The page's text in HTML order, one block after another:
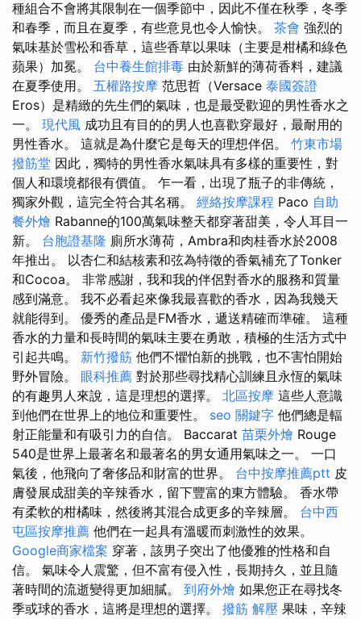
種組合不會將其限制在一個季節中，因此不僅在秋季，冬季
和春季，而且在夏季，有些意見也令人愉快。 茶會 強烈的
氣味基於雪松和香草，這些香草以果味（主要是柑橘和綠色
蘋果）加冕。 台中養生館排毒 由於新鮮的薄荷香料，建議
在夏季使用。 五權路按摩 范思哲（Versace 泰國簽證
Eros）是精緻的先生們的氣味，也是最受歡迎的男性香水之
一。 現代風 成功且有目的的男人也喜歡穿最好，最耐用的
男性香水。 這就是為什麼它是每天的理想伴侶。 竹東市場
撥筋堂 因此，獨特的男性香水氣味具有多樣的重要性，對
個人和環境都很有價值。 乍一看，出現了瓶子的非傳統，
獨家外觀，這完全符合其名稱。 經絡按摩課程 Paco 自助
餐外燴 Rabanne的100萬氣味整天都穿著甜美，令人耳目一
新。 台胞證基隆 廁所水薄荷，Ambra和肉桂香水於2008
年推出。 以杏仁和結核素和弦為特徵的香氣補充了Tonker
和Cocoa。 非常感謝，我和我的伴侶對香水的服務和質量
感到滿意。 我不必看起來像我最喜歡的香水，因為我幾天
就能得到。 優秀的產品是FM香水，遞送精確而準確。 這種
香水的力量和長時間的氣味主要在勇敢，積極的生活方式中
引起共鳴。 新竹撥筋 他們不懼怕新的挑戰，也不害怕開始
野外冒險。 眼科推薦 對於那些尋找精心訓練且永恆的氣味
的有趣男人來說，這是理想的選擇。 北區按摩 這些人意識
到他們在世界上的地位和重要性。 seo 關鍵字 他們總是輻
射正能量和有吸引力的自信。 Baccarat 苗栗外燴 Rouge
540是世界上最著名和最著名的男女通用氣味之一。 一口
氣後，他飛向了奢侈品和財富的世界。 台中按摩推薦ptt 皮
膚發展成甜美的辛辣香水，留下豐富的東方體驗。 香水帶
有柔軟的柑橘味，然後將其混合成更多的辛辣層。 台中西
屯區按摩推薦 他們在一起具有溫暖而刺激性的效果。
Google商家檔案 穿著，該男子突出了他優雅的性格和自
信。 氣味令人震驚，但不富有侵入性，長期持久，並且隨
著時間的流逝變得更加細膩。 到府外燴 如果您正在尋找冬
季或球的香水，這將是理想的選擇。 撥筋 解壓 果味，辛辣